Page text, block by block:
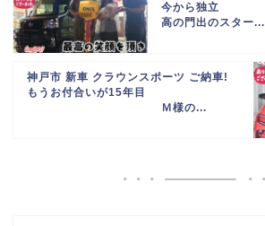
今から独立
高の門出のスター...
神戸市 新車 クラウンスポーツ ご納車!
もうお付合いが15年目
Ｍ様の...